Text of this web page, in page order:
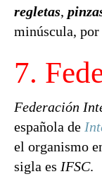
regletas,
minúscula, por
7.
Federación
española de
el organismo
sigla es IFSC.